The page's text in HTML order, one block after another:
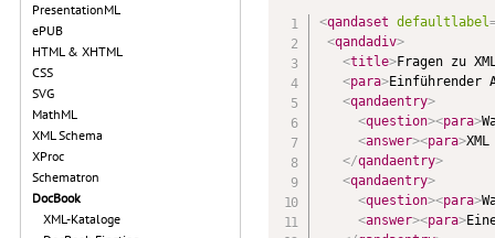
PresentationML
ePUB
HTML & XHTML
CSS
SVG
MathML
XML Schema
XProc
Schematron
DocBook
XML-Kataloge
<qandaset defaultlabel
<qandadiv>
<title>Fragen zu
<para>Einführender
<qandaentry>
<question><para>
<answer><para>
</qandaentry>
<qandaentry>
<question><para>
<answer><para>